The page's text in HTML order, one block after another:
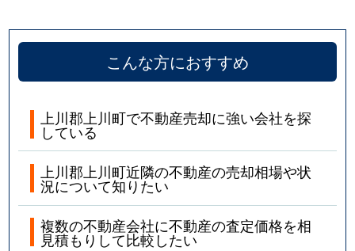
こんな方におすすめ
上川郡上川町で不動産売却に強い会社を探
している
上川郡上川町近隣の不動産の売却相場や状
況について知りたい
複数の不動産会社に不動産の査定価格を相
見積もりして比較したい